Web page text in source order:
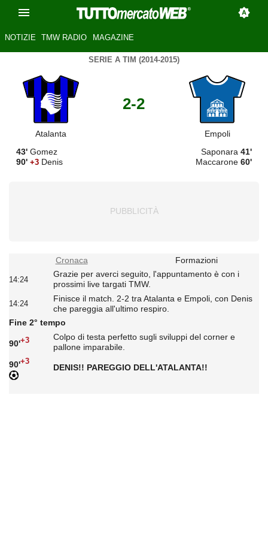
NOTIZIE TMW RADIO MAGAZINE
SERIE A TIM (2014-2015)
Atalanta
2-2
Empoli
43' Gomez
90' +3 Denis
Saponara 41'
Maccarone 60'
Cronaca Formazioni
14:24
Grazie per averci seguito, l'appuntamento è con i
prossimi live targati TMW.
14:24
Finisce il match. 2-2 tra Atalanta e Empoli, con Denis
che pareggia all'ultimo respiro.
Fine 2° tempo
90'+3
Colpo di testa perfetto sugli sviluppi del corner e
pallone imparabile.
90'+3
DENIS!! PAREGGIO DELL'ATALANTA!!